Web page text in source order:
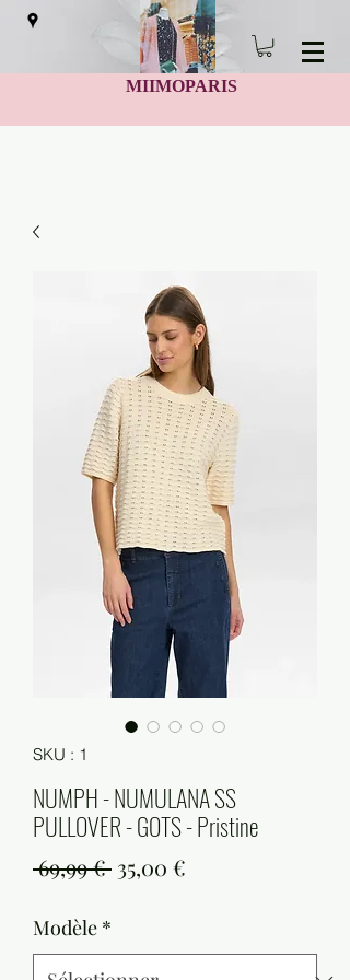
MIIMOPARIS
SKU : 1
NUMPH - NUMULANA SS
PULLOVER - GOTS - Pristine
69,99 € Prix
35,00 €
Modèle *